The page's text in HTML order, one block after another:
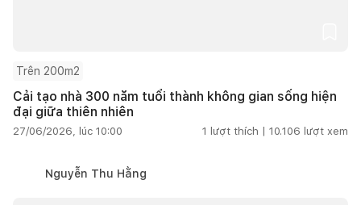
Trên 200m2
Cải tạo nhà 300 năm tuổi thành không gian sống hiện
đại giữa thiên nhiên
27/06/2026, lúc 10:00 1 lượt thích | 10.106 lượt xem
Nguyễn Thu Hằng